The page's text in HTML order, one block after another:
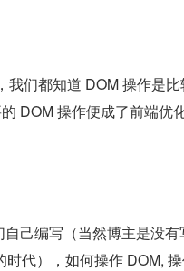
我们都知道 DOM 操作是
DOM 操作便成了前端优
己编写（当然博主是没有
代），如何操作 DOM,